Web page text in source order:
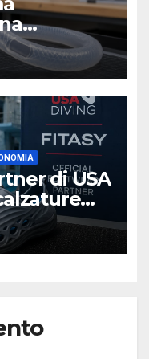
tubi
di USA